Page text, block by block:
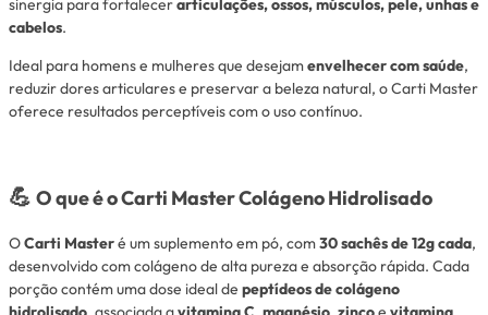
cabelos.
Ideal para homens e mulheres que desejamenvelhecer com saúde,
reduzir dores articulares e preservar a beleza natural, o Carti Master
oferece resultados perceptíveis com o uso contínuo.
💪 O que é o Carti Master Colágeno Hidrolisado
OCarti Masteré um suplemento em pó, com30 sachês de 12g cada,
desenvolvido com colágeno de alta pureza e absorção rápida. Cada
porção contém uma dose ideal de peptídeos de colágeno